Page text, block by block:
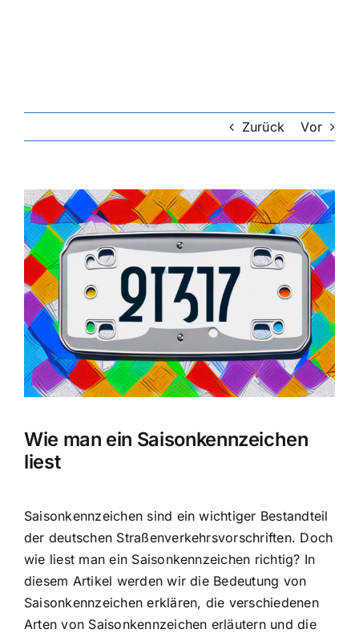
Zurück Vor
Zeige
grösseres
Bild
Wie man ein Saisonkennzeichen
liest
Saisonkennzeichen sind ein wichtiger Bestandteil
der deutschen Straßenverkehrsvorschriften. Doch
wie liest man ein Saisonkennzeichen richtig? In
diesem Artikel werden wir die Bedeutung von
Saisonkennzeichen erklären, die verschiedenen
Arten von Saisonkennzeichen erläutern und die